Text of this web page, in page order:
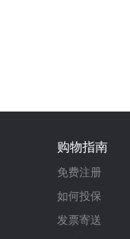
购物指南
免费注册
如何投保
发票寄送